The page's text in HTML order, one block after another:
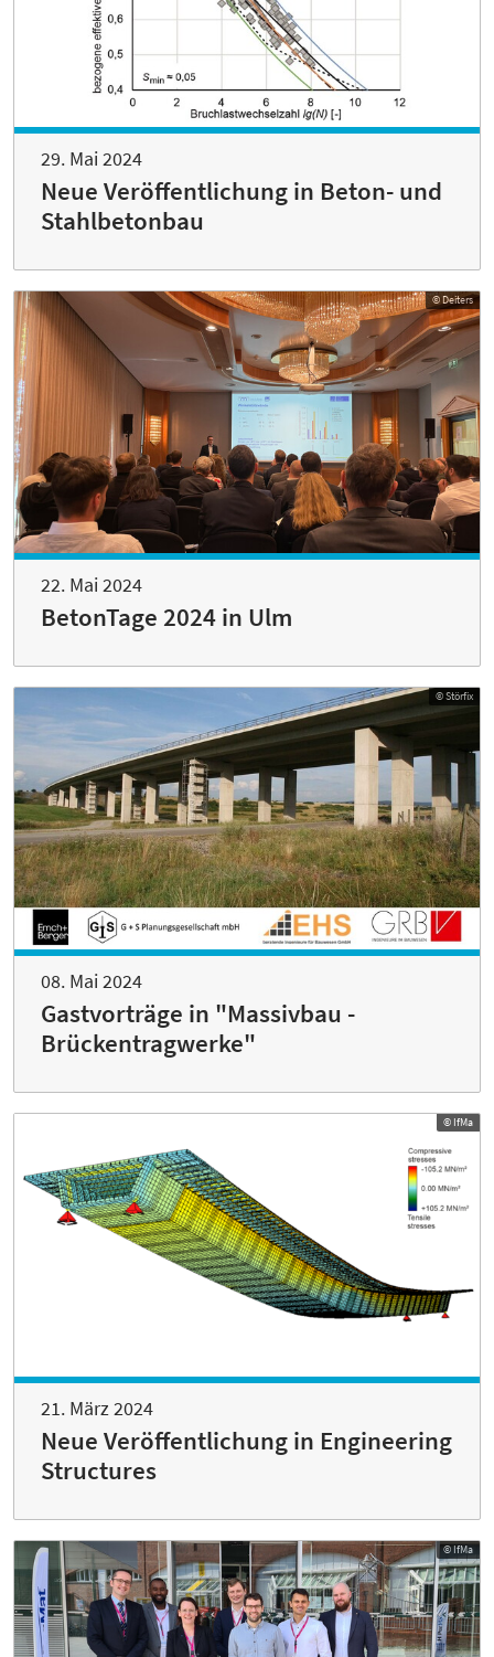
29. Mai 2024
Neue Veröffentlichung in Beton- und
Stahlbetonbau
© Deiters
22. Mai 2024
BetonTage 2024 in Ulm
© Störfix
08. Mai 2024
Gastvorträge in "Massivbau -
Brückentragwerke"
© IfMa
21. März 2024
Neue Veröffentlichung in Engineering
Structures
© IfMa